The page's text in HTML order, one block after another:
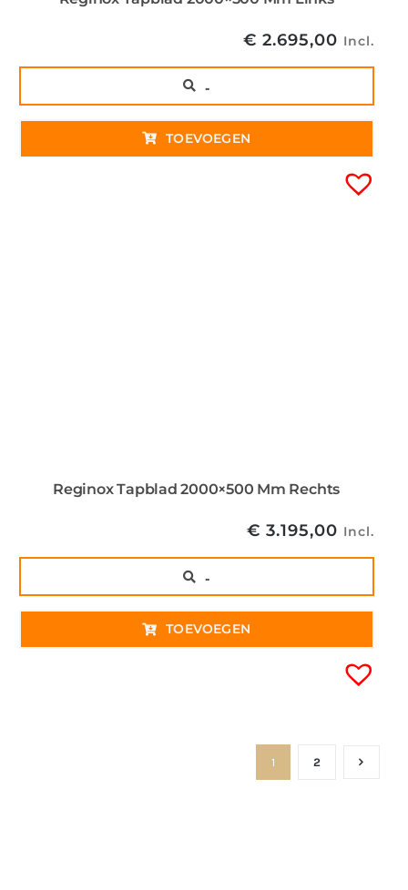
€ 2.695,00 Incl.
..
TOEVOEGEN
Reginox Tapblad 2000×500 Mm Rechts
€ 3.195,00 Incl.
..
TOEVOEGEN
1 2